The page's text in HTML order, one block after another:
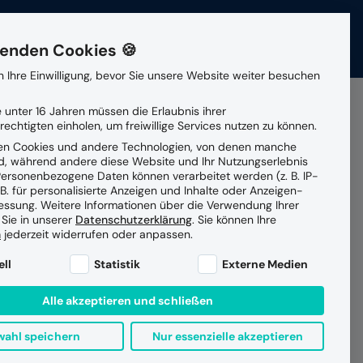
Suchen
Klientenmanagement
Vernetzte Versorgung
Managed Services Betrieb
Gesellschafterin
Partner
Datensicherheit
News Veranstaltungen
Cookies 🍪
Ihre Einwilligung, bevor Sie unsere Website weiter besuchen
unter 16 Jahren müssen die Erlaubnis ihrer
einholen, um freiwillige Services nutzen zu können.
Cookies und andere Technologien, von denen manche
während andere diese Website und Ihr Nutzungserlebnis
Daten können verarbeitet werden (z. B. IP-
für personalisierte Anzeigen und Inhalte oder Anzeigen-
Weitere Informationen über die Verwendung Ihrer
in unserer Datenschutzerklärung. Sie können Ihre
jederzeit widerrufen oder anpassen.
Liste der Service-Gruppen, für die eine Einwilligung
Statistik Externe Medien
Alle akzeptieren und schließen
speichern Nur essenzielle akzeptieren